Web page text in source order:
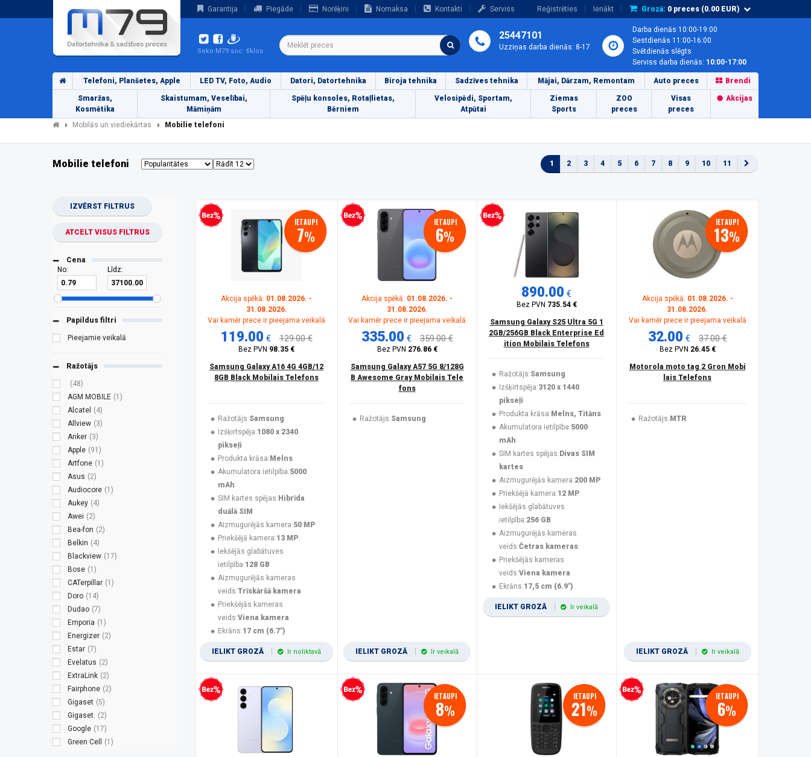
Garantija Piegāde Norēķini Nomaksa Kontakti Serviss Reģistrēties Ienākt Grozā: 0 preces (0.00 EUR)
Seko M79 soc. tīklos
25447101
Uzziņas darba dienās: 8-17
Darba dienās 10:00-19:00
Sestdienās 11:00-16:00
Svētdienās slēgts
Serviss darba dienās: 10:00-17:00
Telefoni, Planšetes, Apple LED TV, Foto, Audio Datori, Datortehnika Biroja tehnika Sadzīves tehnika Mājai, Dārzam, Remontam Auto preces Brendi
Smaržas,
Kosmētika
Skaistumam, Veselībai,
Māmiņām
Spēļu konsoles, Rotaļlietas,
Bērniem
Velosipēdi, Sportam,
Atpūtai
Ziemas
Sports
ZOO
preces
Visas
preces
Akcijas
Mobilās un viediekārtas Mobilie telefoni
Mobilie telefoni 1 2 3 4 5 6 7 8 9 10 11
IZVĒRST FILTRUS
ATCELT VISUS FILTRUS
Cena
No:
Līdz:
Papildus filtri
Pieejamie veikalā
Ražotājs
(48)
AGM MOBILE (1)
Alcatel (4)
Allview (3)
Anker (3)
Apple (91)
Artfone (1)
Asus (2)
Audiocore (1)
Aukey (4)
Awei (2)
Bea-fon (2)
Belkin (4)
Blackview (17)
Bose (1)
CATerpillar (1)
Doro (14)
Dudao (7)
Emporia (1)
Energizer (2)
Estar (7)
Evelatus (2)
ExtraLink (2)
Fairphone (2)
Gigaset (5)
Gigaset. (2)
Google (17)
Green Cell
(1)
Bezprocentu kredīts IETAUPI
7%
Akcija spēkā: 01.08.2026. -
31.08.2026.
Vai kamēr prece ir pieejama veikalā
119.00 € 129.00 €
Bez PVN 98.35 €
Samsung Galaxy A16 4G 4GB/12
8GB Black Mobilais Telefons
Ražotājs:Samsung
Izšķirtspēja:1080 x 2340
pikseļi
Produkta krāsa: Melns
Akumulatora ietilpība:5000
mAh
SIM kartes spējas: Hibrīda
duālā SIM
Aizmugurējās kamera:50 MP
Priekšējā kamera:13 MP
Iekšējās glabātuves
ietilpība:128 GB
Aizmugurējās kameras
veids:Trīskāršā kamera
Priekšējās kameras
veids:Viena kamera
Ekrāns:17 cm (6.7")
IELIKT GROZĀ Ir noliktavā
Bezprocentu kredīts IETAUPI
6%
Akcija spēkā: 01.08.2026. -
31.08.2026.
Vai kamēr prece ir pieejama veikalā
335.00 € 359.00 €
Bez PVN 276.86 €
Samsung Galaxy A57 5G 8/128G
B Awesome Gray Mobilais Tele
fons
Ražotājs:Samsung
IELIKT GROZĀ Ir veikalā
Bezprocentu kredīts
890.00 €
Bez PVN 735.54 €
Samsung Galaxy S25 Ultra 5G 1
2GB/256GB Black Enterprise Ed
ition Mobilais Telefons
Ražotājs:Samsung
Izšķirtspēja:3120 x 1440
pikseļi
Produkta krāsa: Melns, Titāns
Akumulatora ietilpība:5000
mAh
SIM kartes spējas: Divas SIM
kartes
Aizmugurējās kamera:200 MP
Priekšējā kamera:12 MP
Iekšējās glabātuves
ietilpība:256 GB
Aizmugurējās kameras
veids:Četras kameras
Priekšējās kameras
veids:Viena kamera
Ekrāns:17,5 cm (6.9")
IELIKT GROZĀ Ir veikalā
IETAUPI
13%
Akcija spēkā: 01.08.2026. -
31.08.2026.
Vai kamēr prece ir pieejama veikalā
32.00 € 37.00 €
Bez PVN 26.45 €
Motorola moto tag 2 Gron Mobi
lais Telefons
Ražotājs: MTR
IELIKT GROZĀ Ir veikalā
Bezprocentu kredīts Bezprocentu kredīts IETAUPI
8%
IETAUPI
21%
Bezprocentu kredīts IETAUPI
6%